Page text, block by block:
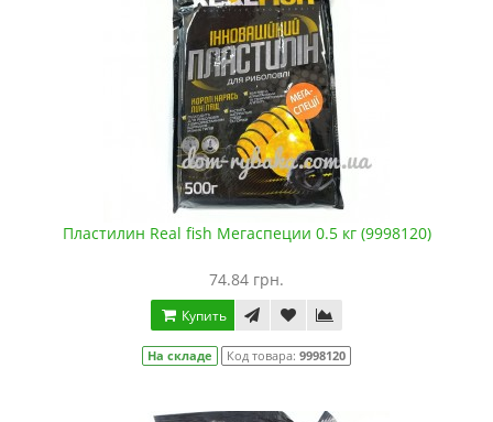
Пластилин Real fish Мегаспеции 0.5 кг (9998120)
74.84 грн.
Купить
На складе Код товара: 9998120